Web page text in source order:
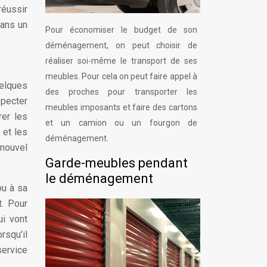
un
les
et les
à sa
Pour
vont
Pour économiser le budget de son
déménagement, on peut choisir de
réaliser soi-même le transport de ses
meubles. Pour cela on peut faire appel à
des proches pour transporter les
meubles imposants et faire des cartons
et un camion ou un fourgon de
déménagement.
Garde-meubles pendant
le déménagement